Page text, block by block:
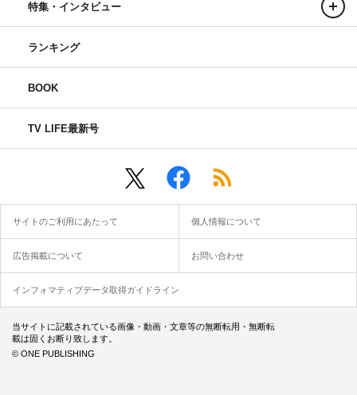
特集・インタビュー
ランキング
BOOK
TV LIFE最新号
サイトのご利用にあたって 個人情報について
広告掲載について お問い合わせ
インフォマティブデータ取得ガイドライン
当サイトに記載されている画像・動画・文章等の無断転用・無断転
載は固くお断り致します。
© ONE PUBLISHING